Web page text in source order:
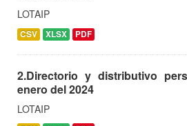
LOTAIP
CSV XLSX PDF
2.Directorio y distributivo
enero del 2024
LOTAIP